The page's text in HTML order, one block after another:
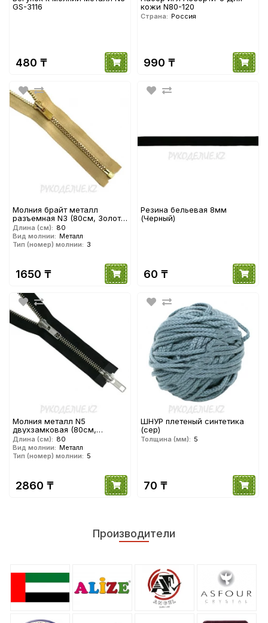
GS-3116
480 ₸
кожи N80-120
Страна: Россия
990 ₸
Молния брайт металл
разъемная N3 (80см, Золото
глянец) YKK
Длина (см): 80
Вид молнии: Металл
Тип (номер) молнии: 3
1650 ₸
Резина бельевая 8мм
(Черный)
60 ₸
Молния металл N5
двухзамковая (80см,
Никель) YKK
Длина (см): 80
Вид молнии: Металл
Тип (номер) молнии: 5
2860 ₸
ШНУР плетеный синтетика
(сер)
Толщина (мм): 5
70 ₸
Производители